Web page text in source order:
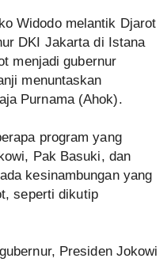
Widodo melantik Djarot
DKI Jakarta di Istana
menjadi gubernur
menuntaskan
Purnama (Ahok).
program yang
Pak Basuki, dan
kesinambungan yang
seperti dikutip
Presiden Jokowi